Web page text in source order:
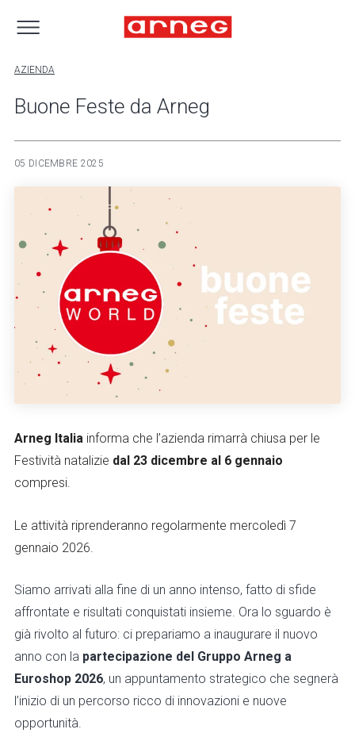
AZIENDA
Buone Feste da Arneg
05 DICEMBRE 2025
Arneg Italia informa che l’azienda rimarrà chiusa per le
Festività natalizie dal 23 dicembre al 6 gennaio
compresi.
Le attività riprenderanno regolarmente mercoledì 7
gennaio 2026.
Siamo arrivati alla fine di un anno intenso, fatto di sfide
affrontate e risultati conquistati insieme. Ora lo sguardo è
già rivolto al futuro: ci prepariamo a inaugurare il nuovo
anno con la partecipazione del Gruppo Arneg a
Euroshop 2026, un appuntamento strategico che segnerà
l’inizio di un percorso ricco di innovazioni e nuove
opportunità.